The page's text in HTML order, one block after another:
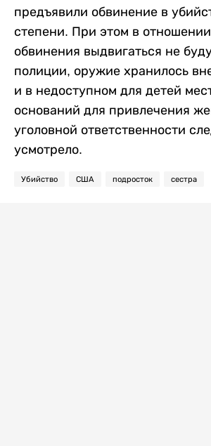
предъявили обвинение в
степени. При этом в
обвинения выдвигаться не
полиции, оружие хранилось
и в недоступном для детей
оснований для привлечения
уголовной ответственности
усмотрело.
Убийство США подросток сестра